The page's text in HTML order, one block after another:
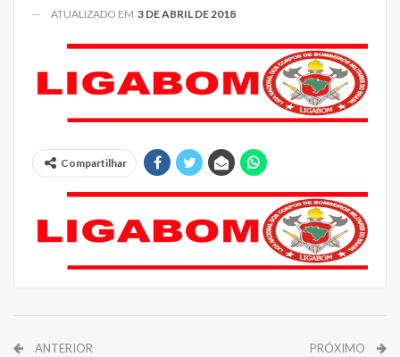
ATUALIZADO EM 3 DE ABRIL DE 2018
Compartilhar
ANTERIOR PRÓXIMO